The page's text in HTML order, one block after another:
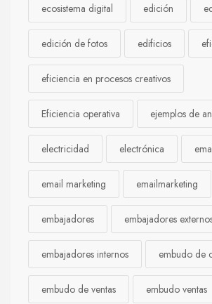
ecosistema digital edición
edición de fotos edificios
eficiencia en procesos creativos
Eficiencia operativa ejemplos de
electricidad electrónica
email marketing emailmarketing
embajadores embajadores
embajadores internos embudo de
embudo de ventas embudo ventas